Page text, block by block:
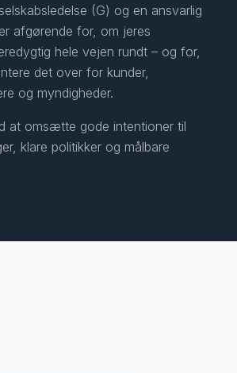
(G) og en ansvarlig
afgørende for, om jeres
hele vejen rundt – og for,
det over for kunder,
og myndigheder.
at omsætte gode intentioner til
klare politikker og målbare